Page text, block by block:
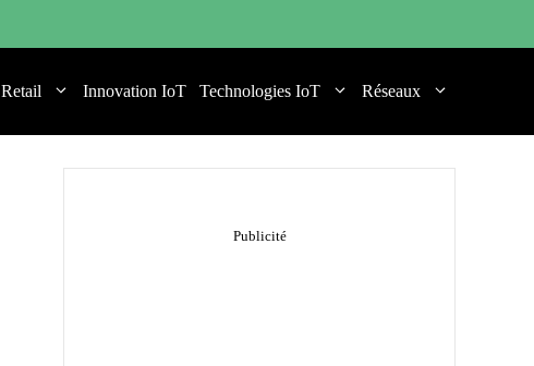
Retail Innovation IoT Technologies IoT Réseaux